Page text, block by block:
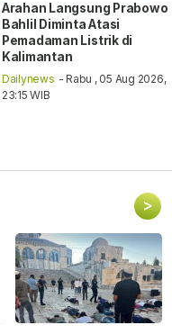
Arahan Langsung Prabowo
Bahlil Diminta Atasi
Pemadaman Listrik di
Kalimantan
Dailynews - Rabu , 05 Aug 2026,
23:15 WIB
>